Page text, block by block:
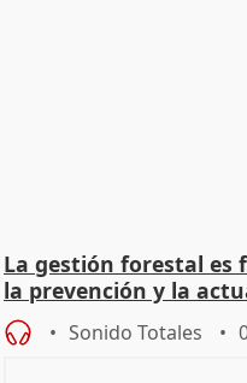
La gestión forestal
la prevención y la
Sonido Totales